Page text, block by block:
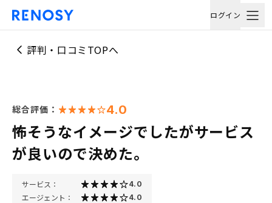
ログイン
評判・口コミTOPへ
総合評価： 4.0
怖そうなイメージでしたがサービス
が良いので決めた。
サービス： 4.0
エージェント： 4.0